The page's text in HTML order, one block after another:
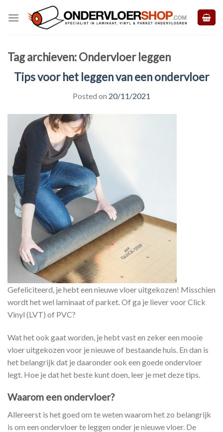
Tag archieven:Ondervloer leggen
Tips voor het leggen van een ondervloer
Posted on 20/11/2021
Gefeliciteerd, je hebt een nieuwe vloer uitgekozen! Misschien
wordt het wel laminaat of parket. Of ga je liever voor Click
Vinyl (LVT) of PVC?
Wat het ook gaat worden, je hebt vast en zeker een mooie
vloer uitgekozen voor je nieuwe of bestaande huis. En dan is
het belangrijk dat je daaronder ook een goede ondervloer
legt. Hoe je dat het beste kunt doen, leer je met deze tips.
Waarom een ondervloer?
Allereerst is het goed om te weten waarom het zo belangrijk
is om een ondervloer te leggen onder je nieuwe vloer. De